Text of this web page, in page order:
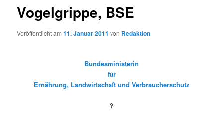
Vogelgrippe, BSE
Veröffentlicht am11. Januar 2011 von Redaktion
Bundesministerin
für
Ernährung, Landwirtschaft und Verbraucherschutz
?